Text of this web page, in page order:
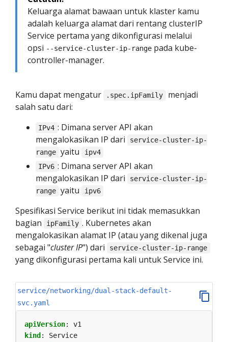
Keluarga alamat bawaan untuk klaster kamu
adalah keluarga alamat dari rentang clusterIP
Service pertama yang dikonfigurasi melalui
opsi --service-cluster-ip-range pada kube-
controller-manager.
Kamu dapat mengatur .spec.ipFamily
menjadi
salah satu dari:
IPv4 : Dimana server API akan
mengalokasikan IP dari
service-cluster-ip-
range yaitu
ipv4
IPv6 : Dimana server API akan
mengalokasikan IP dari
service-cluster-ip-
range yaitu ipv6
Spesifikasi Service berikut ini tidak memasukkan
bagian
ipFamily . Kubernetes akan
mengalokasikan alamat IP (atau yang dikenal juga
sebagai "cluster IP") dari service-cluster-ip-range
yang dikonfigurasi pertama kali untuk Service ini.
service/networking/dual-stack-default-
svc.yaml
apiVersion:
v1
kind :
Service